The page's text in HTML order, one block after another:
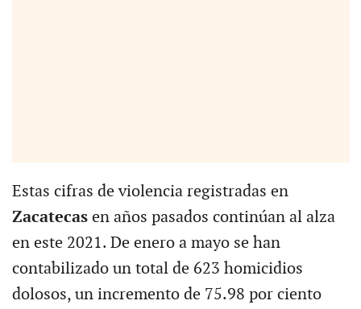
Estas cifras de violencia registradas en
Zacatecas en años pasados continúan al alza
en este 2021. De enero a mayo se han
contabilizado un total de 623 homicidios
dolosos, un incremento de 75.98 por ciento